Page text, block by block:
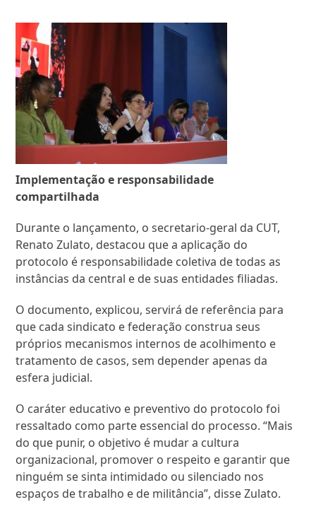
Implementação e responsabilidade
compartilhada
Durante o lançamento, o secretario-geral da CUT,
Renato Zulato, destacou que a aplicação do
protocolo é responsabilidade coletiva de todas as
instâncias da central e de suas entidades filiadas.
O documento, explicou, servirá de referência para
que cada sindicato e federação construa seus
próprios mecanismos internos de acolhimento e
tratamento de casos, sem depender apenas da
esfera judicial.
O caráter educativo e preventivo do protocolo foi
ressaltado como parte essencial do processo. “Mais
do que punir, o objetivo é mudar a cultura
organizacional, promover o respeito e garantir que
ninguém se sinta intimidado ou silenciado nos
espaços de trabalho e de militância”, disse Zulato.